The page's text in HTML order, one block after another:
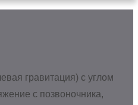
гравитация) с углом
с позвоночника,